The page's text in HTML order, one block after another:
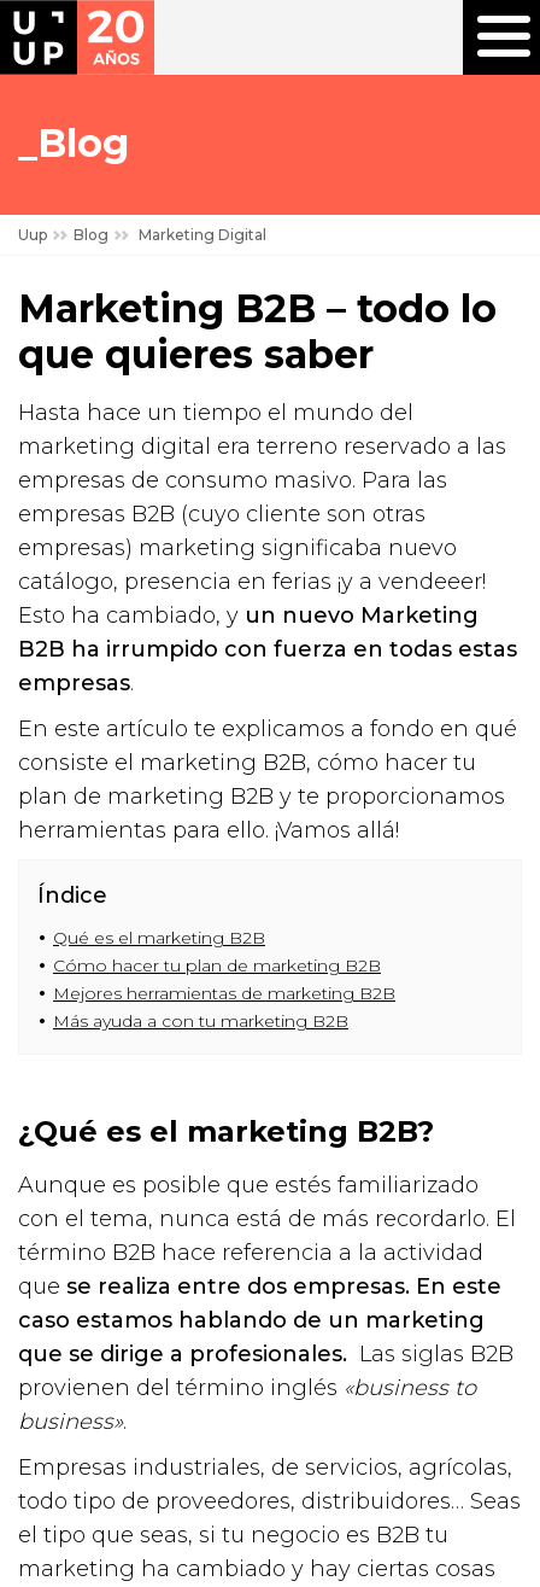
Blog
Uup Blog Marketing Digital
Marketing B2B – todo lo
que quieres saber
Hasta hace un tiempo el mundo del
marketing digital era terreno reservado a las
empresas de consumo masivo. Para las
empresas B2B (cuyo cliente son otras
empresas) marketing significaba nuevo
catálogo, presencia en ferias ¡y a vendeeer!
Esto ha cambiado, y un nuevo Marketing
B2B ha irrumpido con fuerza en todas estas
empresas.
En este artículo te explicamos a fondo en qué
consiste el marketing B2B, cómo hacer tu
plan de marketing B2B y te proporcionamos
herramientas para ello. ¡Vamos allá!
Índice
Qué es el marketing B2B
Cómo hacer tu plan de marketing B2B
Mejores herramientas de marketing B2B
Más ayuda a con tu marketing B2B
¿Qué es el marketing B2B?
Aunque es posible que estés familiarizado
con el tema, nunca está de más recordarlo. El
término B2B hace referencia a la actividad
que se realiza entre dos empresas. En este
caso estamos hablando de un marketing
que se dirige a profesionales. Las siglas B2B
provienen del término inglés «business to
business».
Empresas industriales, de servicios, agrícolas,
todo tipo de proveedores, distribuidores… Seas
el tipo que seas, si tu negocio es B2B tu
marketing ha cambiado y hay ciertas cosas